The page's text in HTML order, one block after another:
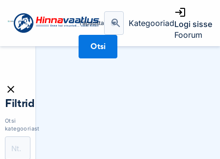
Täpsusta
Otsi
KategooriadLogi sisse
Foorum
Filtrid
Otsi
kategooriast